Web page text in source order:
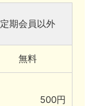
定期会員以外
無料
500円